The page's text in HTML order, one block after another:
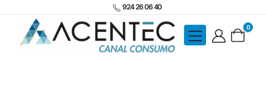
924 26 06 40
0